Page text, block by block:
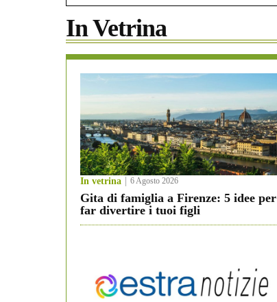
In Vetrina
In vetrina 6 Agosto 2026
Gita di famiglia a Firenze: 5 idee per
far divertire i tuoi figli